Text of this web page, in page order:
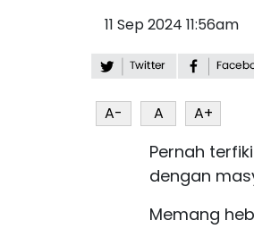
11 Sep 2024 11:56am
A- A A+
Pernah
dengan
Memang